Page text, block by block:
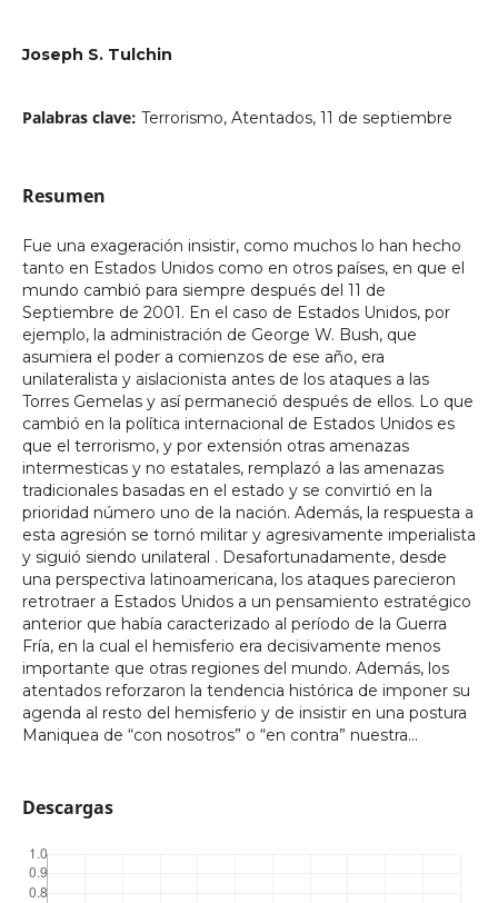
Joseph S. Tulchin
Palabras clave: Terrorismo, Atentados, 11 de septiembre
Resumen
Fue una exageración insistir, como muchos lo han hecho
tanto en Estados Unidos como en otros países, en que el
mundo cambió para siempre después del 11 de
Septiembre de 2001. En el caso de Estados Unidos, por
ejemplo, la administración de George W. Bush, que
asumiera el poder a comienzos de ese año, era
unilateralista y aislacionista antes de los ataques a las
Torres Gemelas y así permaneció después de ellos. Lo que
cambió en la política internacional de Estados Unidos es
que el terrorismo, y por extensión otras amenazas
intermesticas y no estatales, remplazó a las amenazas
tradicionales basadas en el estado y se convirtió en la
prioridad número uno de la nación. Además, la respuesta a
esta agresión se tornó militar y agresivamente imperialista
y siguió siendo unilateral . Desafortunadamente, desde
una perspectiva latinoamericana, los ataques parecieron
retrotraer a Estados Unidos a un pensamiento estratégico
anterior que había caracterizado al período de la Guerra
Fría, en la cual el hemisferio era decisivamente menos
importante que otras regiones del mundo. Además, los
atentados reforzaron la tendencia histórica de imponer su
agenda al resto del hemisferio y de insistir en una postura
Maniquea de “con nosotros” o “en contra” nuestra...
Descargas